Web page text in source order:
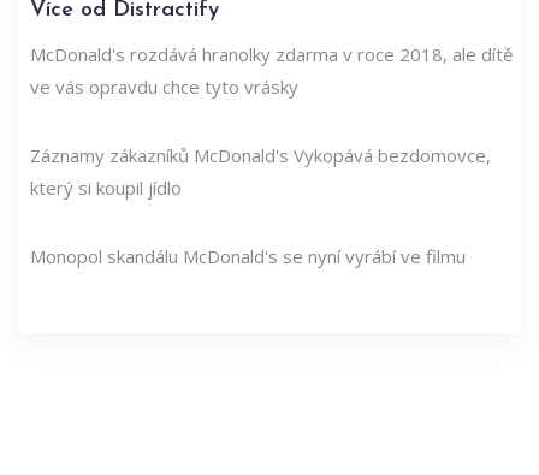
Více od Distractify
McDonald's rozdává hranolky zdarma v roce 2018, ale dítě
ve vás opravdu chce tyto vrásky
Záznamy zákazníků McDonald's Vykopává bezdomovce,
který si koupil jídlo
Monopol skandálu McDonald's se nyní vyrábí ve filmu